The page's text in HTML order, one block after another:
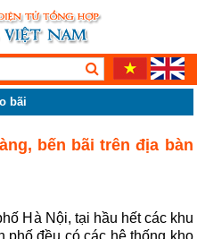
bãi
bến bãi trên địa bàn
Hà Nội, tại hầu hết các khu
phố đều có các hệ thống kho